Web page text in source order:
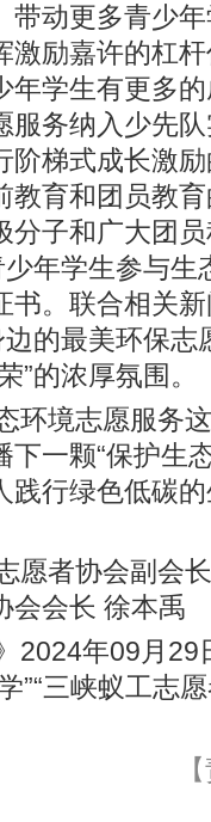
带动更多青少
激励嘉许的杠
年学生有更多
服务纳入少先
阶梯式成长激
教育和团员教
分子和广大团
少年学生参与
书。联合相关
的最美环保志
”的浓厚氛围。
环境志愿服务
一颗“保护生
践行绿色低碳
愿者协会副会
会会长 徐本禹
2024年09月29
”“三峡蚁工志